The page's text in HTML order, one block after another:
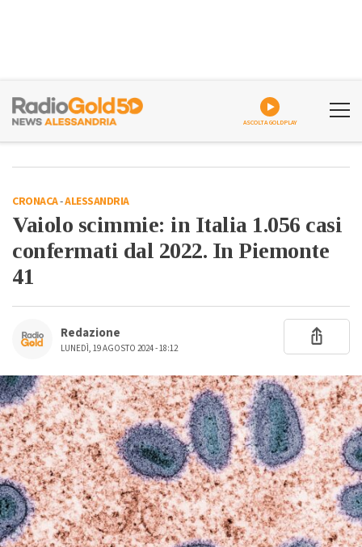
ASCOLTA GOLDPLAY
CRONACA-ALESSANDRIA
Vaiolo scimmie: in Italia 1.056 casi
confermati dal 2022. In Piemonte
41
Redazione
LUNEDÌ, 19 AGOSTO 2024 - 18:12